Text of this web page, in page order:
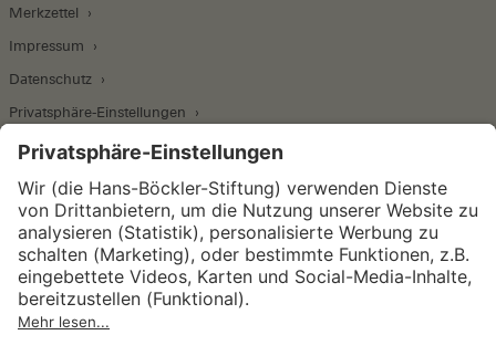
Merkzettel
Impressum
Datenschutz
Privatsphäre-Einstellungen
Wirtschafts- und Sozialwissenschaftliches Institut
Institut für Makroökonomie und
Konjunkturforschung